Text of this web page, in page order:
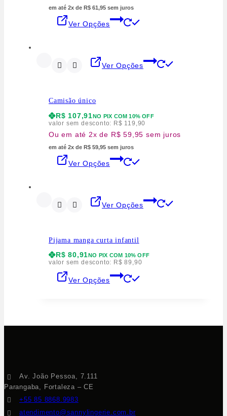
em até 2x de R$ 61,95 sem juros
Ver Opções
Ver Opções
Camisão único
R$ 107,91NO PIX COM 10% OFF
valor sem desconto: R$ 119,90
Ou em até 2x de R$ 59,95 sem juros
em até 2x de R$ 59,95 sem juros
Ver Opções
Ver Opções
Pijama manga curta infantil
R$ 80,91NO PIX COM 10% OFF
valor sem desconto: R$ 89,90
Ver Opções
Av. João Pessoa, 7.111
Parangaba, Fortaleza – CE
+55 85 8868.9983
atendimento@sannylingerie.com.br